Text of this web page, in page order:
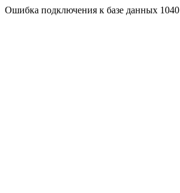
Ошибка подключения к базе данных 1040